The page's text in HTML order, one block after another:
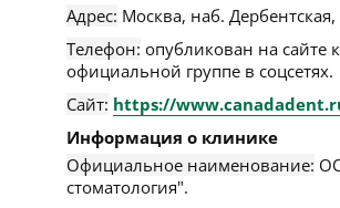
Адрес: Москва, наб.
Телефон: опубликован на сайте
официальной группе в соцсетях.
Сайт: https://
Информация о клинике
Официальное наименование:
стоматология".